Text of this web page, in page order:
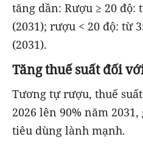
tăng dần: Rượu ≥ 20 độ:
(2031); rượu < 20 độ: từ
(2031).
Tăng thuế suất đối
Tương tự rượu, thuế
2026 lên 90% năm
tiêu dùng lành mạnh.